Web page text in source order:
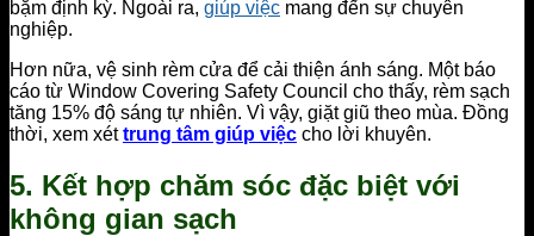
bặm định kỳ. Ngoài ra, giúp việc mang đến sự chuyên
nghiệp.
Hơn nữa, vệ sinh rèm cửa để cải thiện ánh sáng. Một báo
cáo từ Window Covering Safety Council cho thấy, rèm sạch
tăng 15% độ sáng tự nhiên. Vì vậy, giặt giũ theo mùa. Đồng
thời, xem xéttrung tâm giúp việc cho lời khuyên.
5. Kết hợp chăm sóc đặc biệt với
không gian sạch